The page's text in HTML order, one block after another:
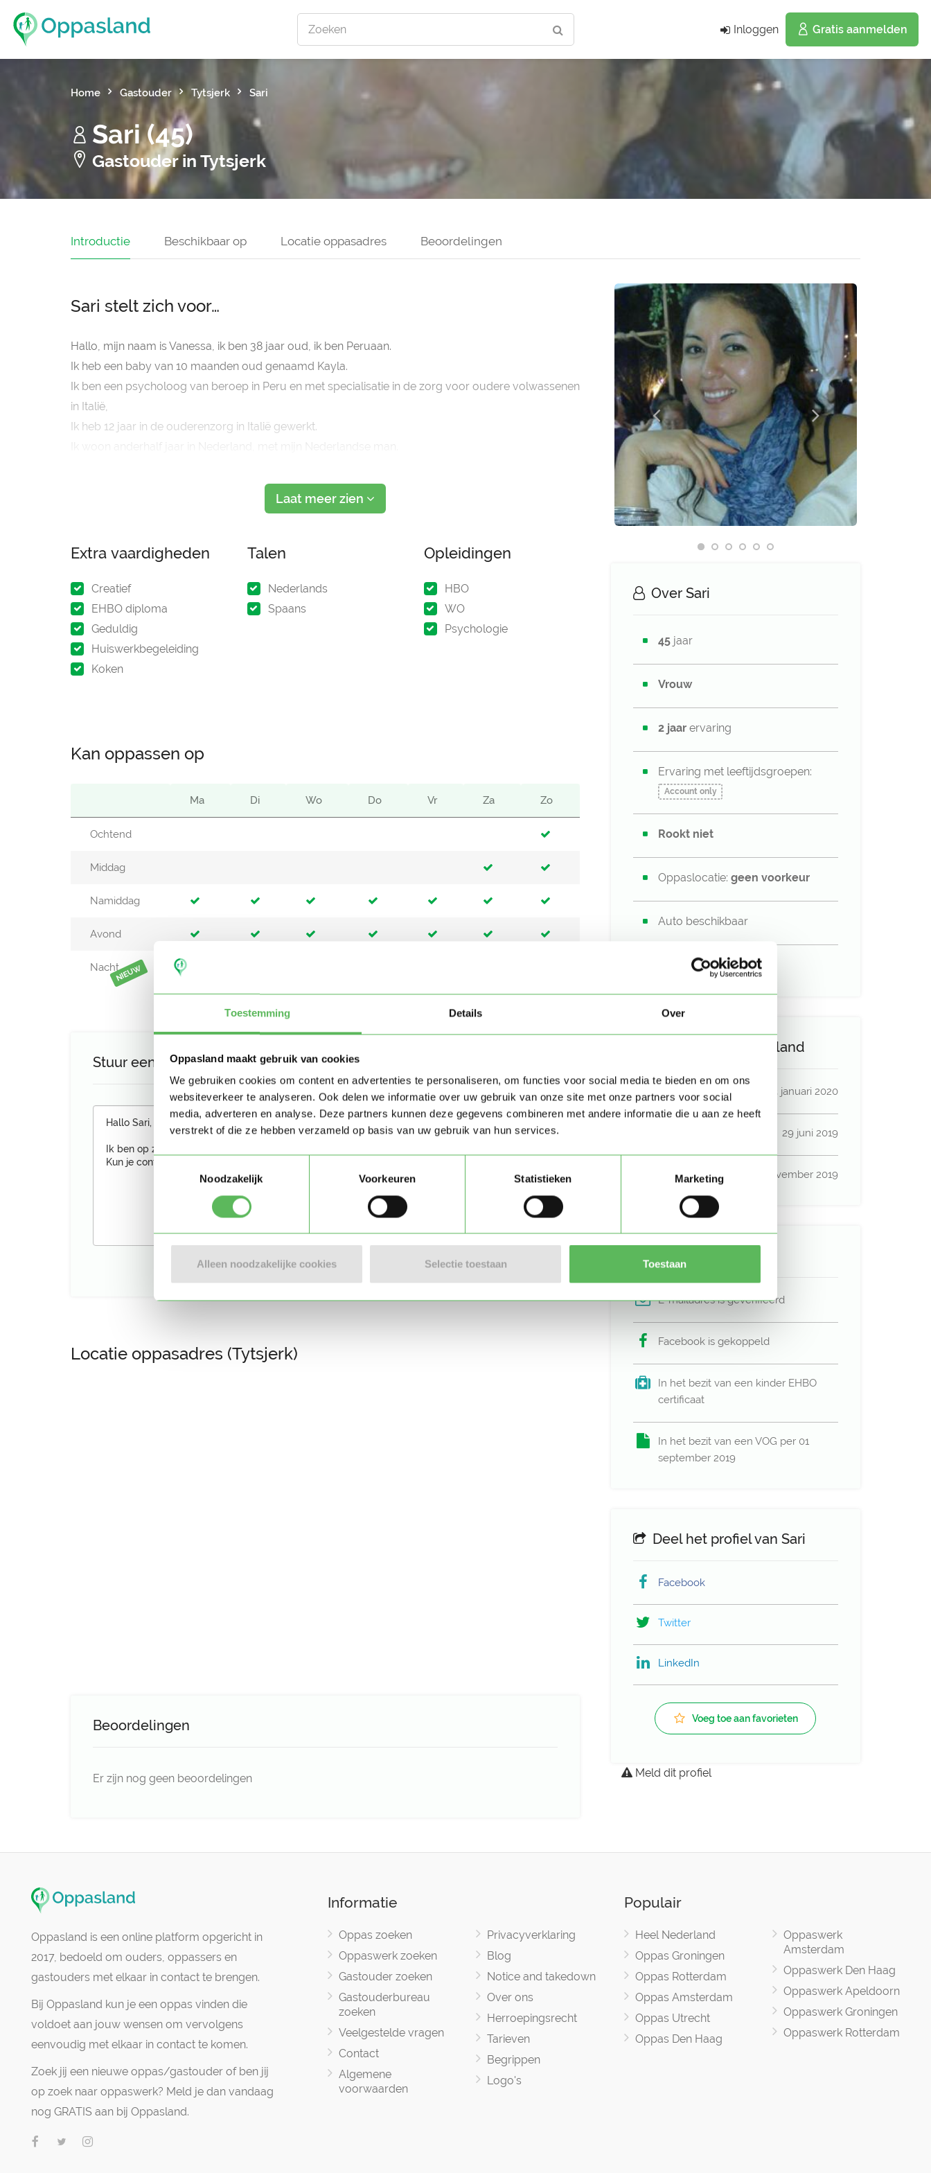
Toestemming Details Over
Oppasland maakt gebruik van cookies
We gebruiken cookies om content en advertenties te personaliseren, om functies voor social media te bieden en om ons
websiteverkeer te analyseren. Ook delen we informatie over uw gebruik van onze site met onze partners voor social
media, adverteren en analyse. Deze partners kunnen deze gegevens combineren met andere informatie die u aan ze heeft
verstrekt of die ze hebben verzameld op basis van uw gebruik van hun services.
Toestemmingsselectie
Noodzakelijk
Voorkeuren Statistieken Marketing
Alleen noodzakelijke cookies Selectie toestaan Toestaan
Zoeken Inloggen Gratis aanmelden
Home Gastouder Tytsjerk Sari
Sari (45)
Gastouder in Tytsjerk
Introductie Beschikbaar op Locatie oppasadres Beoordelingen
Over Sari
45 jaar
Vrouw
2 jaar ervaring
Ervaring met leeftijdsgroepen:
Account only
Rookt niet
Oppaslocatie: geen voorkeur
Auto beschikbaar
Uurtarief: Account only
Activiteit op Oppasland
Laatste activiteit 03 januari 2020
29 juni 2019
Profiel bijgewerkt 26 november 2019
E-mailadres is geverifieerd
Facebook is gekoppeld
In het bezit van een kinder EHBO
certificaat
In het bezit van een VOG per 01
september 2019
Deel het profiel van Sari
Facebook
Twitter
LinkedIn
Voeg toe aan favorieten
Meld dit profiel
Sari stelt zich voor…
Hallo, mijn naam is Vanessa, ik ben 38 jaar oud, ik ben Peruaan.
Ik heb een baby van 10 maanden oud genaamd Kayla.
Ik ben een psycholoog van beroep in Peru en met specialisatie in de zorg voor oudere volwassenen
in Italië,
Ik heb 12 jaar in de ouderenzorg in Italië gewerkt.
Laat meer zien
Extra vaardigheden
Creatief
EHBO diploma
Geduldig
Huiswerkbegeleiding
Koken
Talen
Nederlands
Spaans
Opleidingen
HBO
WO
Psychologie
Kan oppassen op
Ma Di Wo Do Vr Za Zo
Ochtend
Middag
Namiddag
Avond
NachtNIEUW
Stuur een bericht aan Sari
Stuur bericht
Locatie oppasadres (Tytsjerk)
Beoordelingen
Er zijn nog geen beoordelingen
Oppasland is een online platform opgericht in
2017, bedoeld om ouders, oppassers en
gastouders met elkaar in contact te brengen.
Bij Oppasland kun je een oppas vinden die
voldoet aan jouw wensen om vervolgens
eenvoudig met elkaar in contact te komen.
Zoek jij een nieuwe oppas/gastouder of ben jij
op zoek naar oppaswerk? Meld je dan vandaag
nog GRATIS aan bij Oppasland.
Informatie
Oppas zoeken
Oppaswerk zoeken
Gastouder zoeken
Gastouderbureau
zoeken
Veelgestelde vragen
Contact
Algemene
voorwaarden
Privacyverklaring
Blog
Notice and takedown
Over ons
Herroepingsrecht
Tarieven
Begrippen
Logo's
Populair
Heel Nederland
Oppas Groningen
Oppas Rotterdam
Oppas Amsterdam
Oppas Utrecht
Oppas Den Haag
Oppaswerk
Amsterdam
Oppaswerk Den Haag
Oppaswerk Apeldoorn
Oppaswerk Groningen
Oppaswerk Rotterdam